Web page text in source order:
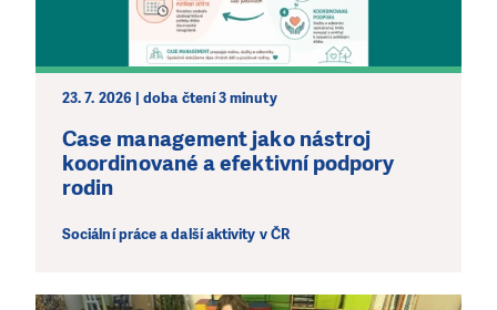
23. 7. 2026 | doba čtení 3 minuty
Case management jako nástroj
koordinované a efektivní podpory
rodin
Sociální práce a další aktivity v ČR